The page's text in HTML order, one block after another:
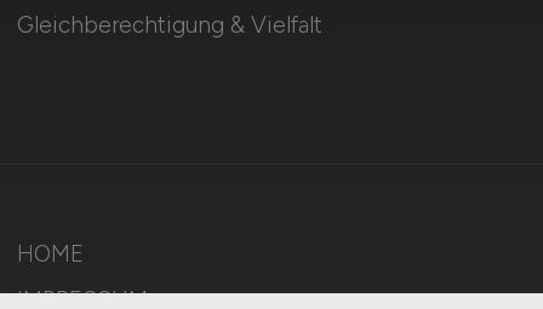
Gleichberechtigung & Vielfalt
HOME
IMPRESSUM